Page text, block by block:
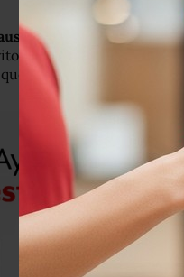
de muerte fue asfixia
y agentes
se continúa la